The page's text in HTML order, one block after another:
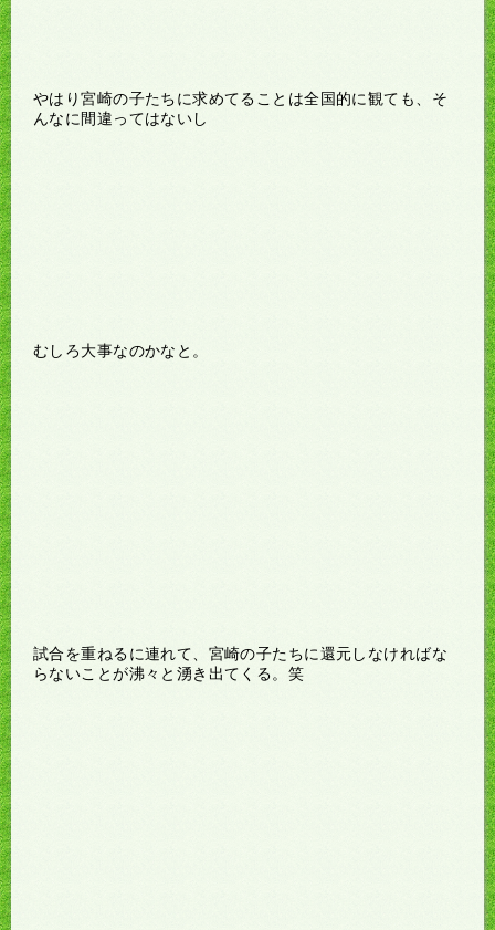
やはり宮崎の子たちに求めてることは全国的に観ても、そ
んなに間違ってはないし
むしろ大事なのかなと。
試合を重ねるに連れて、宮崎の子たちに還元しなければな
らないことが沸々と湧き出てくる。笑